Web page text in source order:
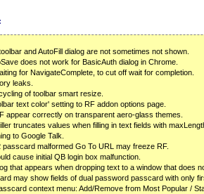
and AutoFill dialog are not sometimes not shown.
does not work for BasicAuth dialog in Chrome.
for NavigateComplete, to cut off wait for completion.
leaks.
of toolbar smart resize.
text color' setting to RF addon options page.
appear correctly on transparent aero-glass themes.
truncates values when filling in text fields with
to Google Talk.
passcard malformed Go To URL may freeze RF.
cause initial QB login box malfunction.
that appears when dropping text to a window that does
may show fields of dual password passcard with only
context menu: Add/Remove from Most Popular /